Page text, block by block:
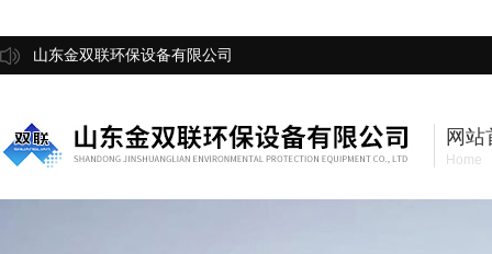
山东金双联环保设备有限公司
网站
Home